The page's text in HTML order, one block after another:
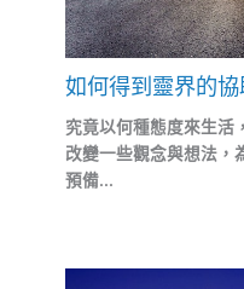
如何得到靈界的協
究竟以何種態度來生活
改變一些觀念與想法，
預備...